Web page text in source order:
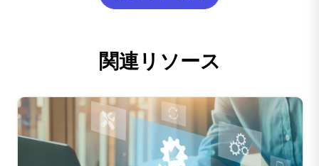
関連リソース